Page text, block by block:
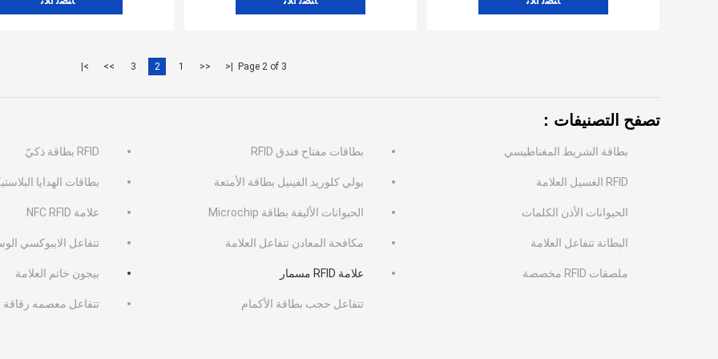
Page 2 of 3
|<
<<
1
2
3
>>
>|
تصفح التصنيفات：
RFID بطاقة ذكيّ بطاقات مفتاح فندق RFID بطاقة الشريط المغناطيسي
بطاقات الهدايا بولي كلوريد الفينيل بطاقة الأمتعة RFID الغسيل العلامة
علامة NFC RFID الحيوانات الأليفة بطاقة Microchip الحيوانات الأذن الكلمات
تتفاعل الايبوكسي مكافحة المعادن تتفاعل العلامة البطانة تتفاعل العلامة
بيجون خاتم العلامة علامة RFID مسمار ملصقات RFID مخصصة
تتفاعل معصمه رقاقة تتفاعل حجب بطاقة الأكمام